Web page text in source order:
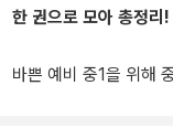
한 권으로 모아 총정리!
바쁜 예비 중1을 위해